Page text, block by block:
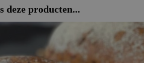
deze producten...